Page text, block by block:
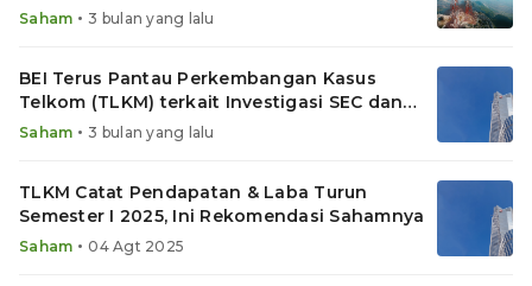
Pendapatan & Laba Bersih Turun
Saham • 3 bulan yang lalu
BEI Terus Pantau Perkembangan Kasus
Telkom (TLKM) terkait Investigasi SEC dan
DOJ AS
Saham • 3 bulan yang lalu
TLKM Catat Pendapatan & Laba Turun
Semester I 2025, Ini Rekomendasi Sahamnya
Saham • 04 Agt 2025